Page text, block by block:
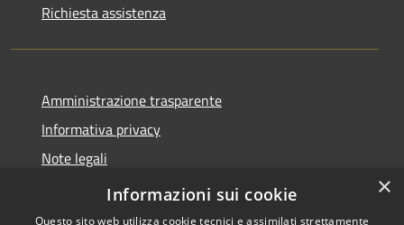
Richiesta assistenza
Amministrazione trasparente
Informativa privacy
Note legali
Dichiarazione di accessibilità
×
Informazioni sui cookie
Questo sito web utilizza cookie tecnici e assimilati strettamente